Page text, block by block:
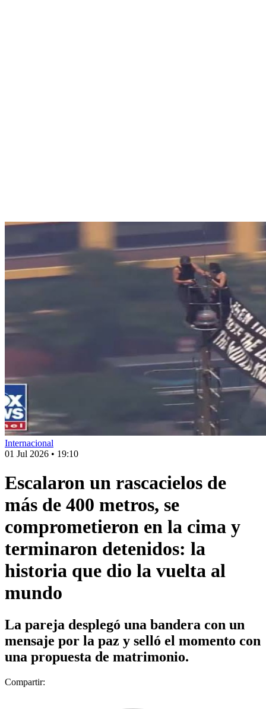
Internacional
01 Jul 2026 • 19:10
Escalaron un rascacielos de
más de 400 metros, se
comprometieron en la cima y
terminaron detenidos: la
historia que dio la vuelta al
mundo
La pareja desplegó una bandera con un
mensaje por la paz y selló el momento con
una propuesta de matrimonio.
Compartir: